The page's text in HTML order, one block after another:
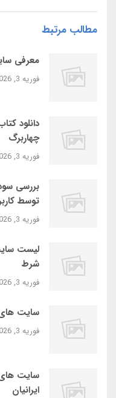
مطالب مرتبط
معرفی
فوریه 3, 2026
دانلود
چهاربرگ
فوریه 3, 2026
بررسی
توسط
فوریه 3, 2026
لیست
شرط
فوریه 3, 2026
سایت‌ های
فوریه 3, 2026
ایرانیان